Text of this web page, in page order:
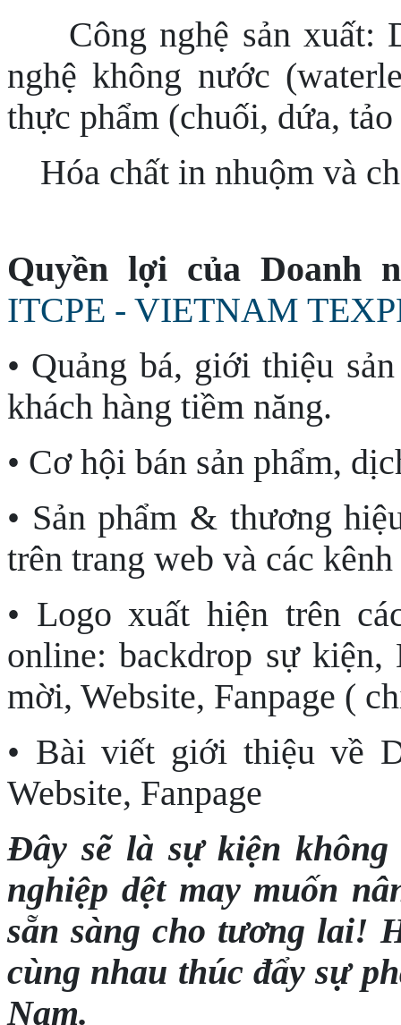
Công nghệ sản
nghệ không nước
thực phẩm (chuối, dứa,
Hóa chất in nhuộm và
Quyền lợi của Doanh
ITCPE - VIETNAM
• Quảng bá, giới thiệu
khách hàng tiềm năng.
• Cơ hội bán sản phẩm,
• Sản phẩm & thương
trên trang web và các
• Logo xuất hiện trên
online: backdrop sự kiện,
mời, Website, Fanpage (
• Bài viết giới thiệu về
Website, Fanpage
Đây sẽ là sự kiện
nghiệp dệt may muốn
sẵn sàng cho tương lai!
cùng nhau thúc đẩy sự
Nam.